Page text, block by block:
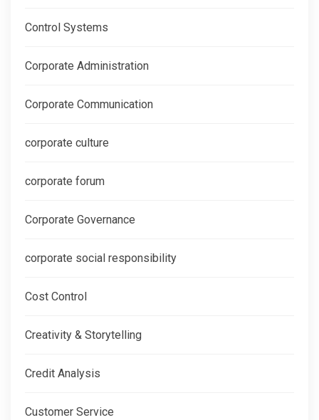
Control Systems
Corporate Administration
Corporate Communication
corporate culture
corporate forum
Corporate Governance
corporate social responsibility
Cost Control
Creativity & Storytelling
Credit Analysis
Customer Service